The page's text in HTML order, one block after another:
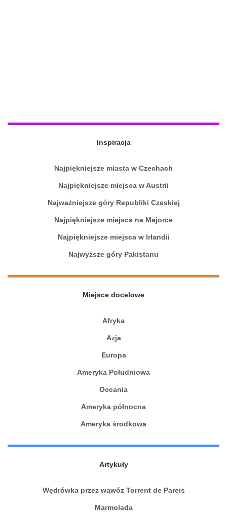
Inspiracja
Najpiękniejsze miasta w Czechach
Najpiękniejsze miejsca w Austrii
Najważniejsze góry Republiki Czeskiej
Najpiękniejsze miejsca na Majorce
Najpiękniejsze miejsca w Irlandii
Najwyższe góry Pakistanu
Miejsce docelowe
Afryka
Azja
Europa
Ameryka Południowa
Oceania
Ameryka północna
Ameryka środkowa
Artykuły
Wędrówka przez wąwóz Torrent de Pareis
Marmolada